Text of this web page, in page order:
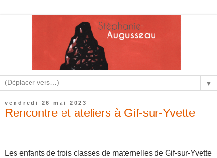
▼
vendredi 26 mai 2023
Rencontre et ateliers à Gif-sur-Yvette
Les enfants de trois classes de maternelles de Gif-sur-Yvette